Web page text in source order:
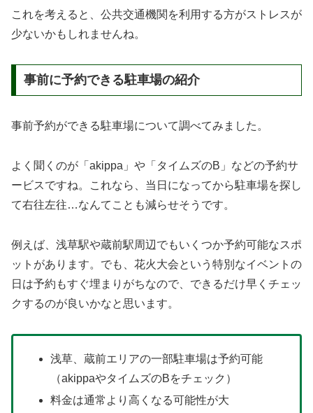
これを考えると、公共交通機関を利用する方がストレスが
少ないかもしれませんね。
事前に予約できる駐車場の紹介
事前予約ができる駐車場について調べてみました。
よく聞くのが「akippa」や「タイムズのB」などの予約サ
ービスですね。これなら、当日になってから駐車場を探し
て右往左往…なんてことも減らせそうです。
例えば、浅草駅や蔵前駅周辺でもいくつか予約可能なスポ
ットがあります。でも、花火大会という特別なイベントの
日は予約もすぐ埋まりがちなので、できるだけ早くチェッ
クするのが良いかなと思います。
浅草、蔵前エリアの一部駐車場は予約可能
（akippaやタイムズのBをチェック）
料金は通常より高くなる可能性が大